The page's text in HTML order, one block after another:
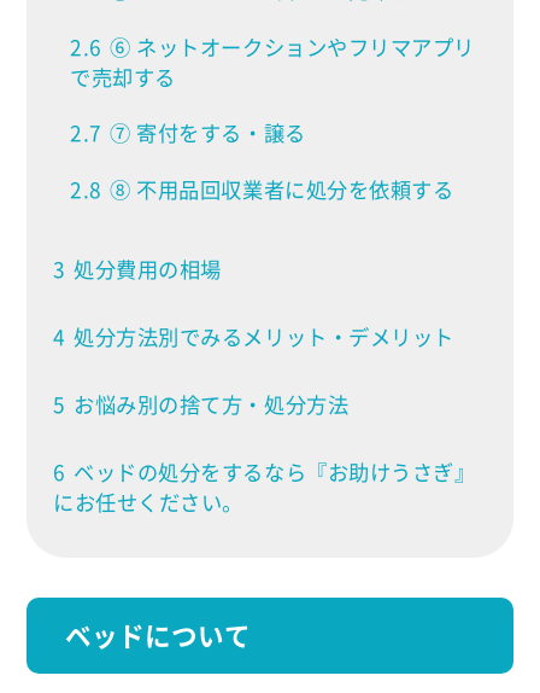
2.6 ⑥ ネットオークションやフリマアプリ
で売却する
2.7 ⑦ 寄付をする・譲る
2.8 ⑧ 不用品回収業者に処分を依頼する
3 処分費用の相場
4 処分方法別でみるメリット・デメリット
5 お悩み別の捨て方・処分方法
6 ベッドの処分をするなら『お助けうさぎ』
にお任せください。
ベッドについて